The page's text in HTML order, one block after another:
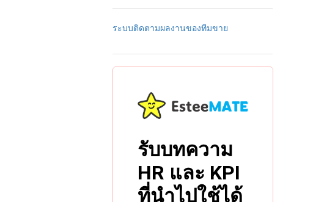
ระบบติดตามผลงานของทีมขาย